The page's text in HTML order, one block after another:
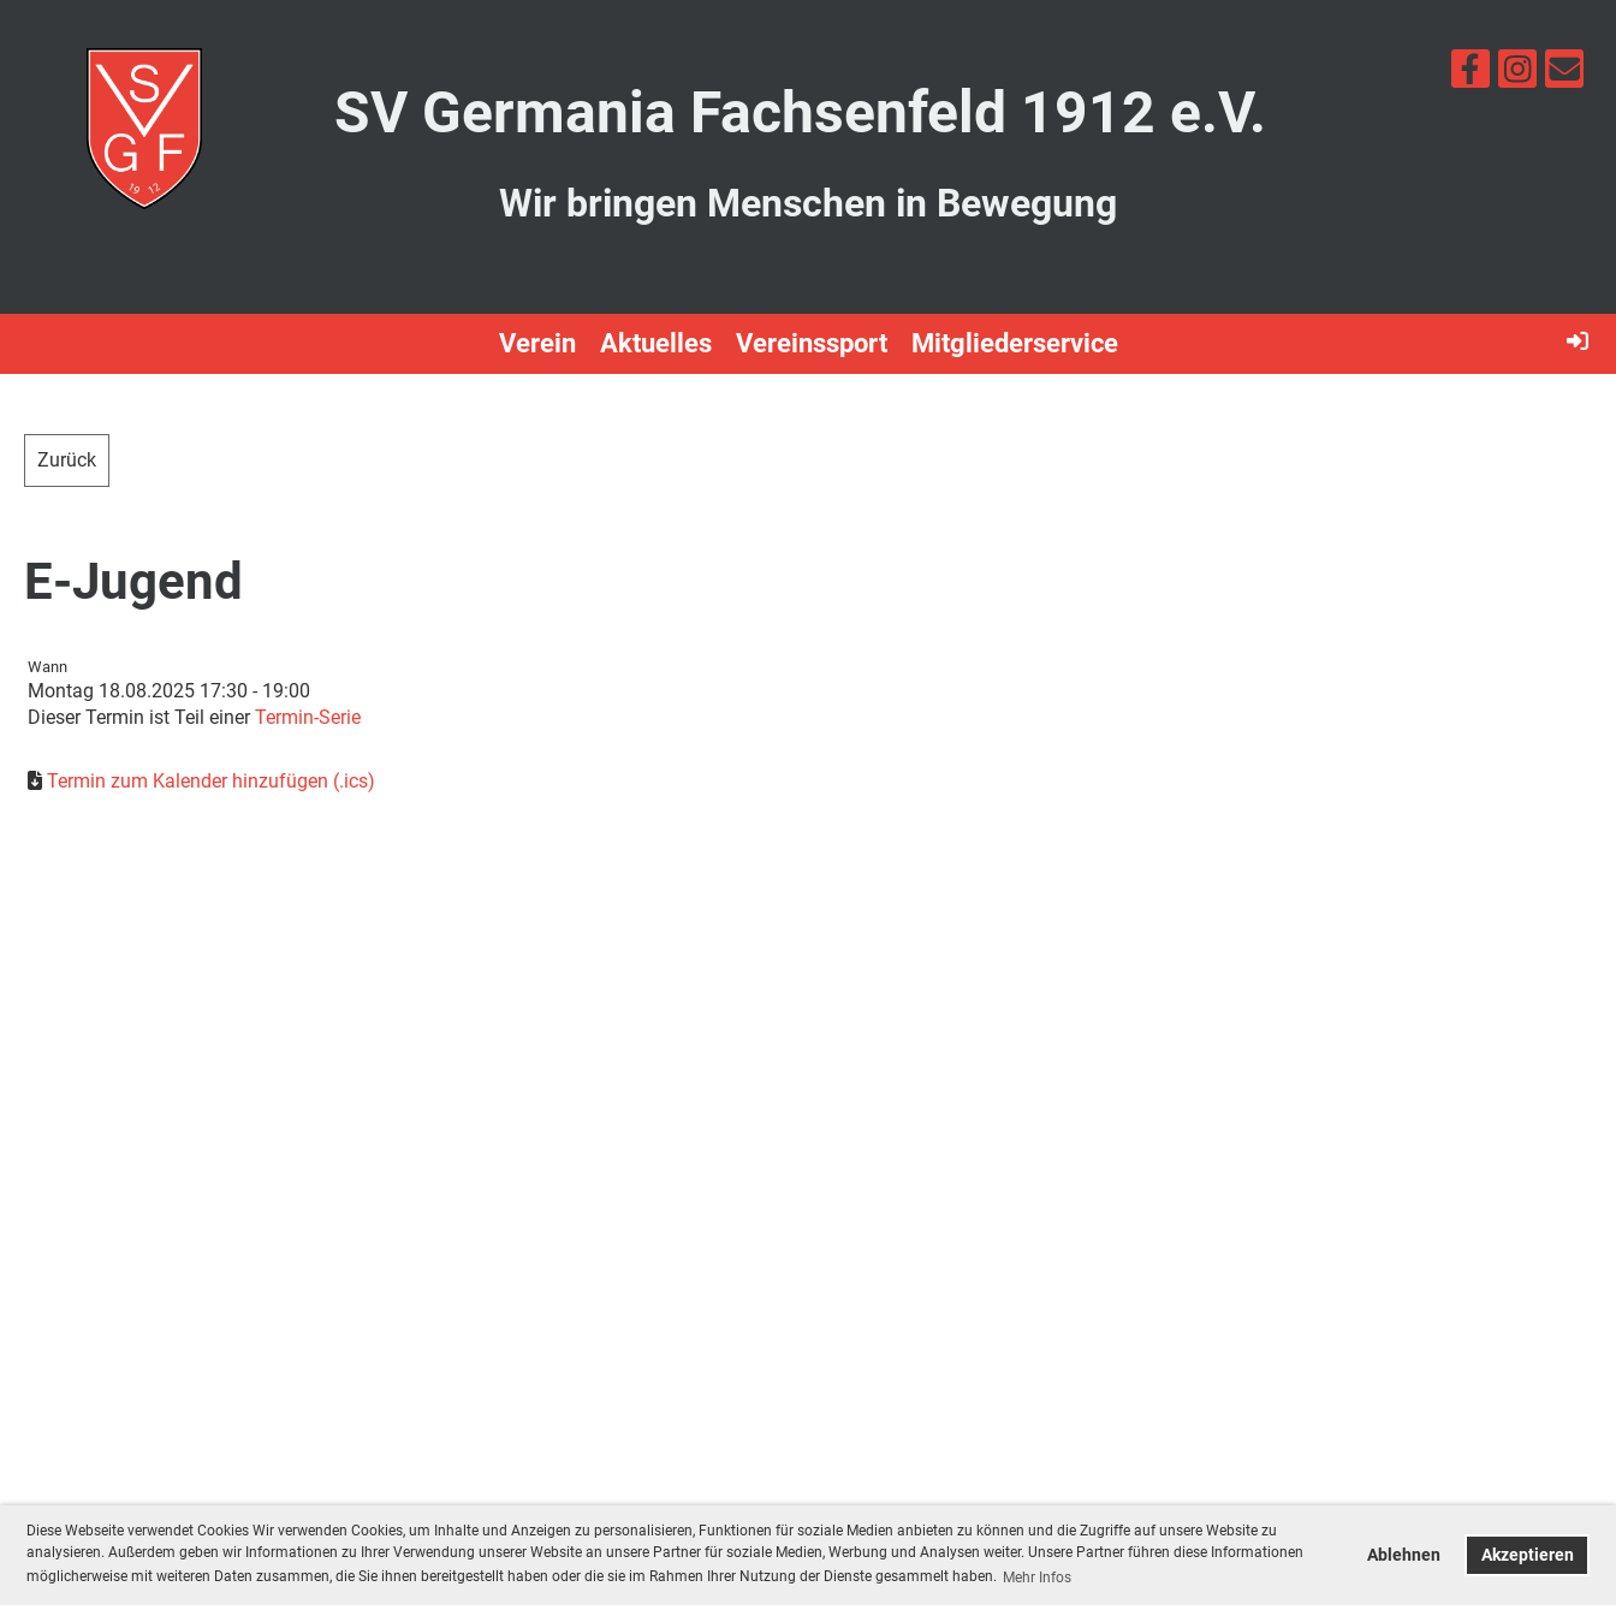
Diese Webseite verwendet Cookies Wir verwenden Cookies, um Inhalte und Anzeigen zu personalisieren, Funktionen für soziale Medien anbieten zu können und die Zugriffe auf unsere Website zu
analysieren. Außerdem geben wir Informationen zu Ihrer Verwendung unserer Website an unsere Partner für soziale Medien, Werbung und Analysen weiter. Unsere Partner führen diese Informationen
möglicherweise mit weiteren Daten zusammen, die Sie ihnen bereitgestellt haben oder die sie im Rahmen Ihrer Nutzung der Dienste gesammelt haben. Mehr Infos
Ablehnen Akzeptieren
SV Germania Fachsenfeld 1912 e.V.
Wir bringen Menschen in Bewegung
Verein Aktuelles Vereinssport Mitgliederservice
Zurück
E-Jugend
Wann
Montag 18.08.2025 17:30 - 19:00
Dieser Termin ist Teil einerTermin-Serie
Termin zum Kalender hinzufügen (.ics)